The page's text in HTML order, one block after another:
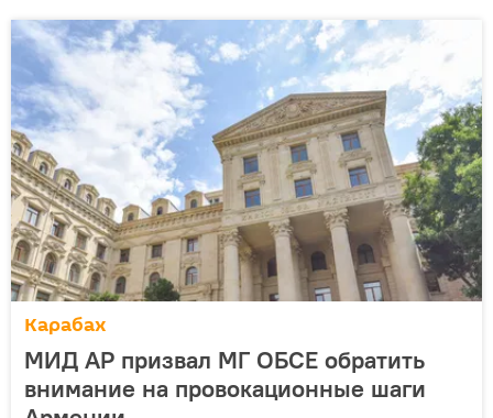
Карабах
МИД АР призвал МГ ОБСЕ обратить
внимание на провокационные шаги